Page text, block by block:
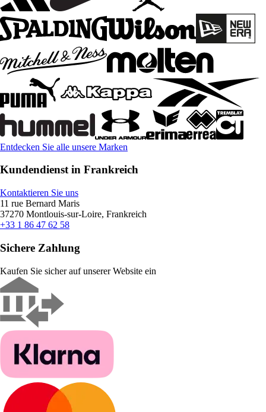
Entdecken Sie alle unsere Marken
Kundendienst in Frankreich
Kontaktieren Sie uns
11 rue Bernard Maris
37270 Montlouis-sur-Loire, Frankreich
+33 1 86 47 62 58
Sichere Zahlung
Kaufen Sie sicher auf unserer Website ein